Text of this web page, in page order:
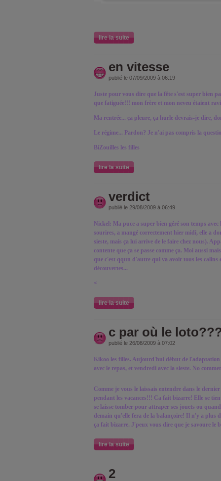
lire la suite
en vitesse
publié le 07/09/2009 à 06:19
Juste pour vous dire que la fête s'est super bien
que fatiguée!!! mon frère et mon neveu étaient
Ma rentrée... ça pleure, ça hurle devrais-je dire,
Le régime... Pardon? Je n'ai pas compris la
BiZouilles les filles
lire la suite
verdict
publié le 29/08/2009 à 06:49
Nickel: Ma puce a super bien géré son temps
sourires, a mangé correctement hier midi, elle a
sieste, mais ça lui arrive de le faire chez nous).
contente que ça se passe comme ça. Moi aussi
que c'est qqun d'autre qui va avoir tous les calins
découvertes...
<
lire la suite
c par où le
publié le 26/08/2009 à 07:02
Kikoo les filles. Aujourd'hui début de l'adaptation
avec le repas, et vendredi avec la sieste. No
Comme je vous le laissais entendre dans le
pendant les vacances!!! Ca fait bizarre! Elle se
se laisse tomber pour attraper ses jouets ou
demain qu'elle fera de la balançoire! Il n'y a plus
ça fait bizarre. J'peux vous dire que je savoure le
lire la suite
2